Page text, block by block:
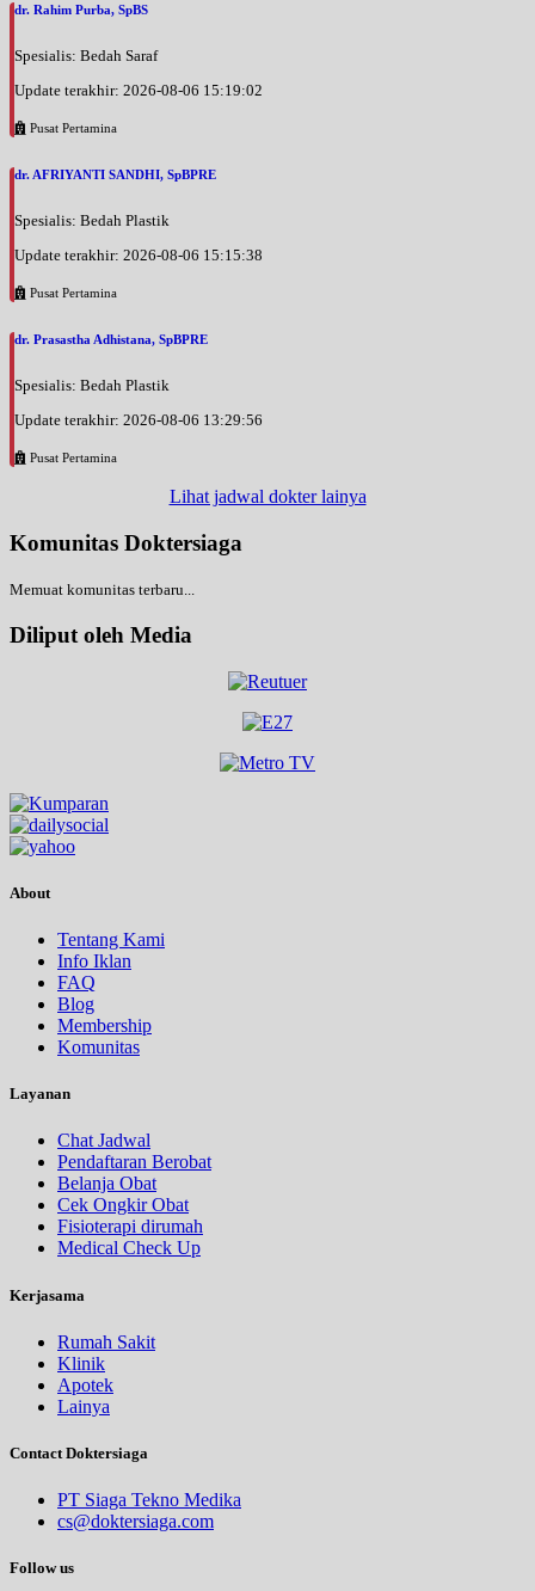
dr. Rahim Purba, SpBS
Spesialis: Bedah Saraf
Update terakhir: 2026-08-06 15:19:02
Pusat Pertamina
dr. AFRIYANTI SANDHI, SpBPRE
Spesialis: Bedah Plastik
Update terakhir: 2026-08-06 15:15:38
Pusat Pertamina
dr. Prasastha Adhistana, SpBPRE
Spesialis: Bedah Plastik
Update terakhir: 2026-08-06 13:29:56
Pusat Pertamina
Lihat jadwal dokter lainya
Komunitas Doktersiaga
Memuat komunitas terbaru...
Diliput oleh Media
About
Tentang Kami
Info Iklan
FAQ
Blog
Membership
Komunitas
Layanan
Chat Jadwal
Pendaftaran Berobat
Belanja Obat
Cek Ongkir Obat
Fisioterapi dirumah
Medical Check Up
Kerjasama
Rumah Sakit
Klinik
Apotek
Lainya
Contact Doktersiaga
PT Siaga Tekno Medika
cs@doktersiaga.com
Follow us